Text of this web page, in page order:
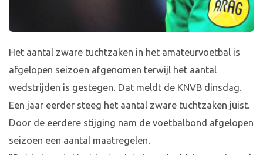
Het aantal zware tuchtzaken in het amateurvoetbal is
afgelopen seizoen afgenomen terwijl het aantal
wedstrijden is gestegen. Dat meldt de KNVB dinsdag.
Een jaar eerder steeg het aantal zware tuchtzaken juist.
Door de eerdere stijging nam de voetbalbond afgelopen
seizoen een aantal maatregelen.